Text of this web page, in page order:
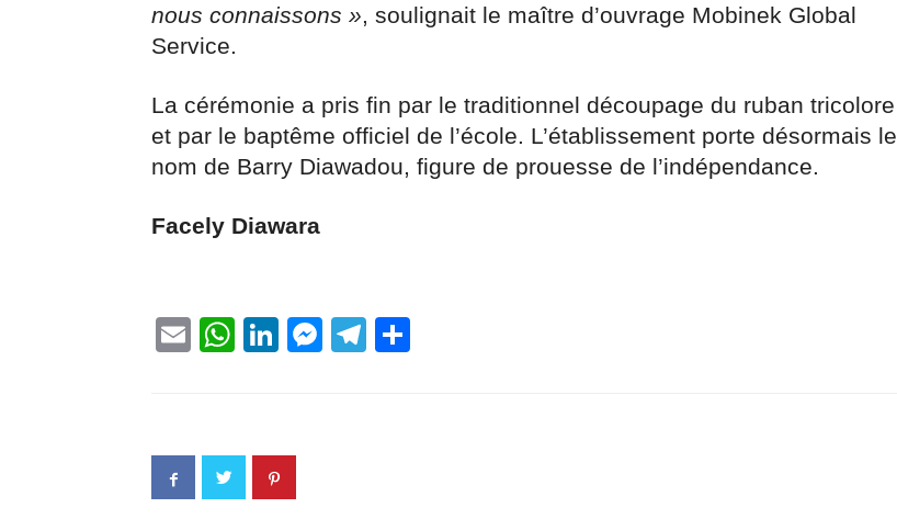
nous connaissons », soulignait le maître d’ouvrage Mobinek Global
Service.
La cérémonie a pris fin par le traditionnel découpage du ruban tricolore
et par le baptême officiel de l’école. L’établissement porte désormais le
nom de Barry Diawadou, figure de prouesse de l’indépendance.
Facely Diawara
EmailWhatsApp
LinkedIn
Messenger
Telegram